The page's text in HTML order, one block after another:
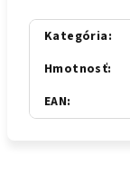
Kategória:
Hmotnosť:
EAN: